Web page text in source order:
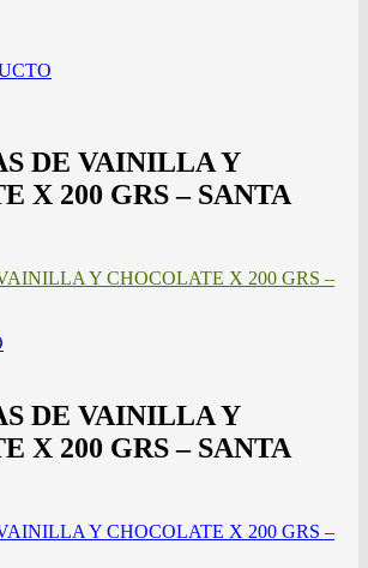
DE VAINILLA Y
X 200 GRS – SANTA
Y CHOCOLATE X 200 GRS –
DE VAINILLA Y
X 200 GRS – SANTA
Y CHOCOLATE X 200 GRS –